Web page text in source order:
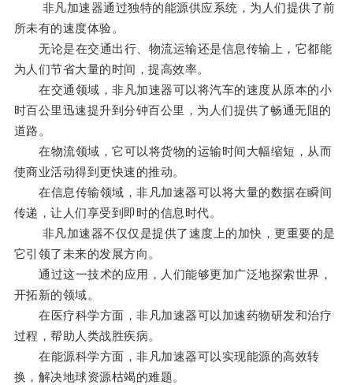
非凡加速器通过独特的能源供应系统，为人们提供了前
所未有的速度体验。
无论是在交通出行、物流运输还是信息传输上，它都能
为人们节省大量的时间，提高效率。
在交通领域，非凡加速器可以将汽车的速度从原本的小
时百公里迅速提升到分钟百公里，为人们提供了畅通无阻的
道路。
在物流领域，它可以将货物的运输时间大幅缩短，从而
使商业活动得到更快速的推动。
在信息传输领域，非凡加速器可以将大量的数据在瞬间
传递，让人们享受到即时的信息时代。
非凡加速器不仅仅是提供了速度上的加快，更重要的是
它引领了未来的发展方向。
通过这一技术的应用，人们能够更加广泛地探索世界，
开拓新的领域。
在医疗科学方面，非凡加速器可以加速药物研发和治疗
过程，帮助人类战胜疾病。
在能源科学方面，非凡加速器可以实现能源的高效转
换，解决地球资源枯竭的难题。